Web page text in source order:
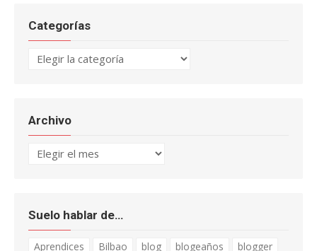
Categorías
Categorías
Archivo
Archivo
Suelo hablar de…
Aprendices Bilbao blog blogeaños
blogger